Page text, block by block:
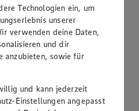
Technologien ein, um
unserer
verwenden deine Daten,
und dir
anzubieten, sowie für
und kann jederzeit
Einstellungen angepasst